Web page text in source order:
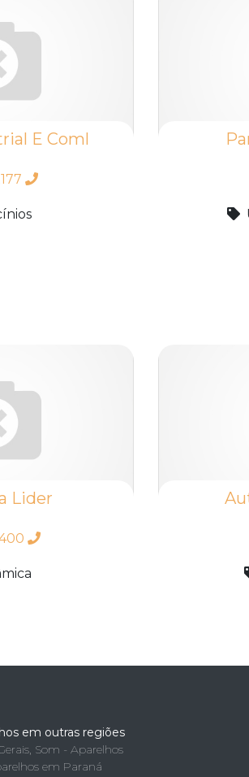
E Coml
Lider
em outras regiões
, Som - Aparelhos
em Paraná